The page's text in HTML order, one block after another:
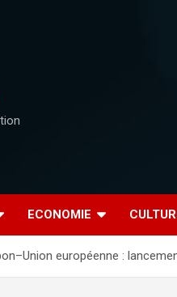
ECONOMIE
européenne :